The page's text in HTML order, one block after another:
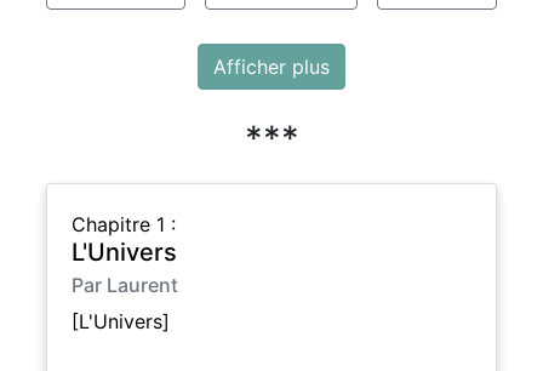
Afficher plus
***
Chapitre 1 :
L'Univers
Par Laurent
[L'Univers]